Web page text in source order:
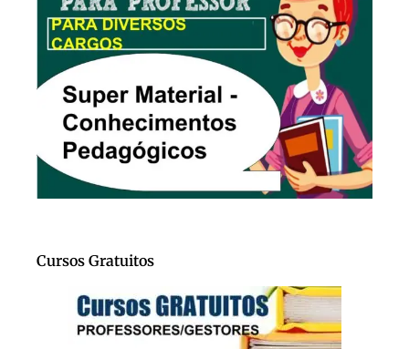
Cursos Gratuitos